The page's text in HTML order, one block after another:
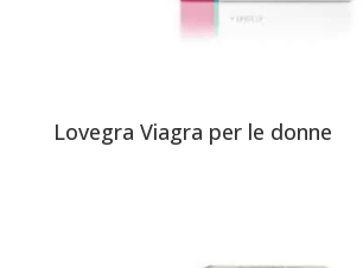
Lovegra Viagra per le donne